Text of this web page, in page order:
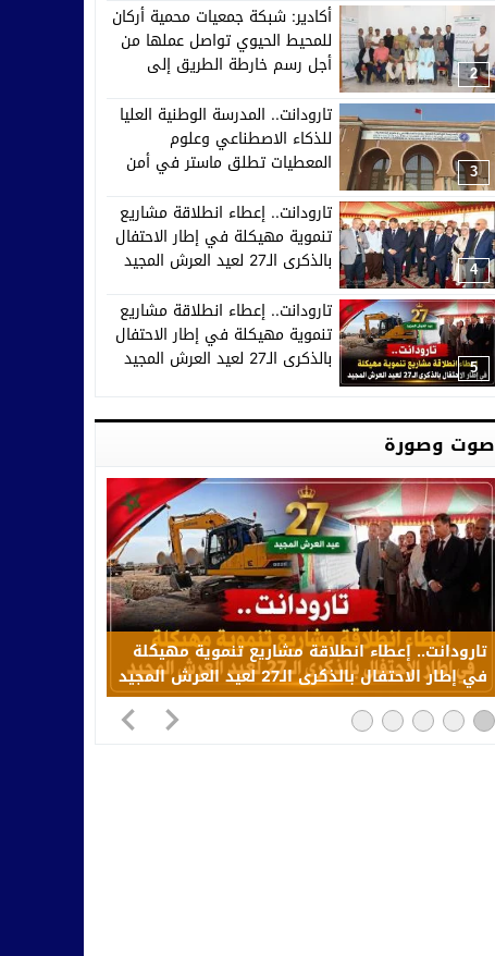
صوت وصورة
تارودانت.. إعطاء انطلاقة مشاريع تنموية مهيكلة
في إطار الاحتفال بالذكرى الـ27 لعيد العرش المجيد
2
أكادير: شبكة جمعيات محمية أركان
للمحيط الحيوي تواصل عملها من
أجل رسم خارطة الطريق إلى
3
تارودانت.. المدرسة الوطنية العليا
للذكاء الاصطناعي وعلوم
المعطيات تطلق ماستر في أمن
4
تارودانت.. إعطاء انطلاقة مشاريع
تنموية مهيكلة في إطار الاحتفال
بالذكرى الـ27 لعيد العرش المجيد
5
تارودانت.. إعطاء انطلاقة مشاريع
تنموية مهيكلة في إطار الاحتفال
بالذكرى الـ27 لعيد العرش المجيد